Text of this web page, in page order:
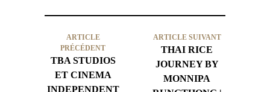
ARTICLE
PRÉCÉDENT
TBA STUDIOS
ET CINEMA
INDEPENDENT
ARTICLE SUIVANT
THAI RICE
JOURNEY BY
MONNIPA